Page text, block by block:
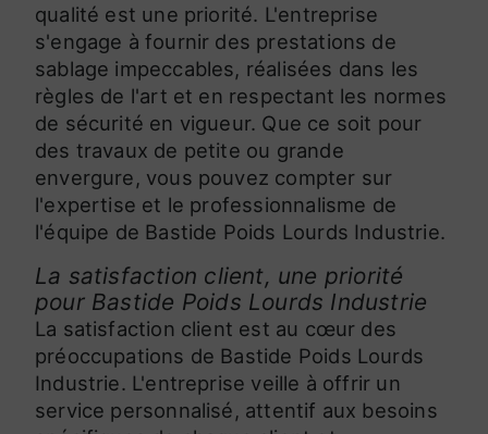
qualité est une priorité. L'entreprise
s'engage à fournir des prestations de
sablage impeccables, réalisées dans les
règles de l'art et en respectant les normes
de sécurité en vigueur. Que ce soit pour
des travaux de petite ou grande
envergure, vous pouvez compter sur
l'expertise et le professionnalisme de
l'équipe de Bastide Poids Lourds Industrie.
La satisfaction client, une priorité
pour Bastide Poids Lourds Industrie
La satisfaction client est au cœur des
préoccupations de Bastide Poids Lourds
Industrie. L'entreprise veille à offrir un
service personnalisé, attentif aux besoins